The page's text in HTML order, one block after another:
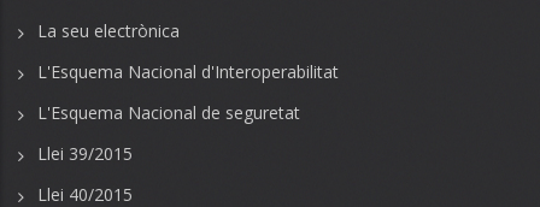
La seu electrònica
L'Esquema Nacional d'Interoperabilitat
L'Esquema Nacional de seguretat
Llei 39/2015
Llei 40/2015